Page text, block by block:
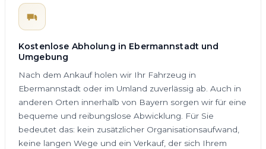
Kostenlose Abholung in Ebermannstadt und
Umgebung
Nach dem Ankauf holen wir Ihr Fahrzeug in
Ebermannstadt oder im Umland zuverlässig ab. Auch in
anderen Orten innerhalb von Bayern sorgen wir für eine
bequeme und reibungslose Abwicklung. Für Sie
bedeutet das: kein zusätzlicher Organisationsaufwand,
keine langen Wege und ein Verkauf, der sich Ihrem